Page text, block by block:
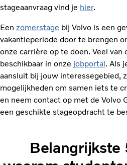
stageaanvraag vind je hier.
Een zomerstage bij Volvo is een
vakantieperiode door te brengen
onze carrière op te doen. Veel van
beschikbaar in onze jobportal. Als
aansluit bij jouw interessegebied,
mogelijkheden om samen iets te
en neem contact op met de Volvo
een geschikte stageopdracht te
Belangrijkste